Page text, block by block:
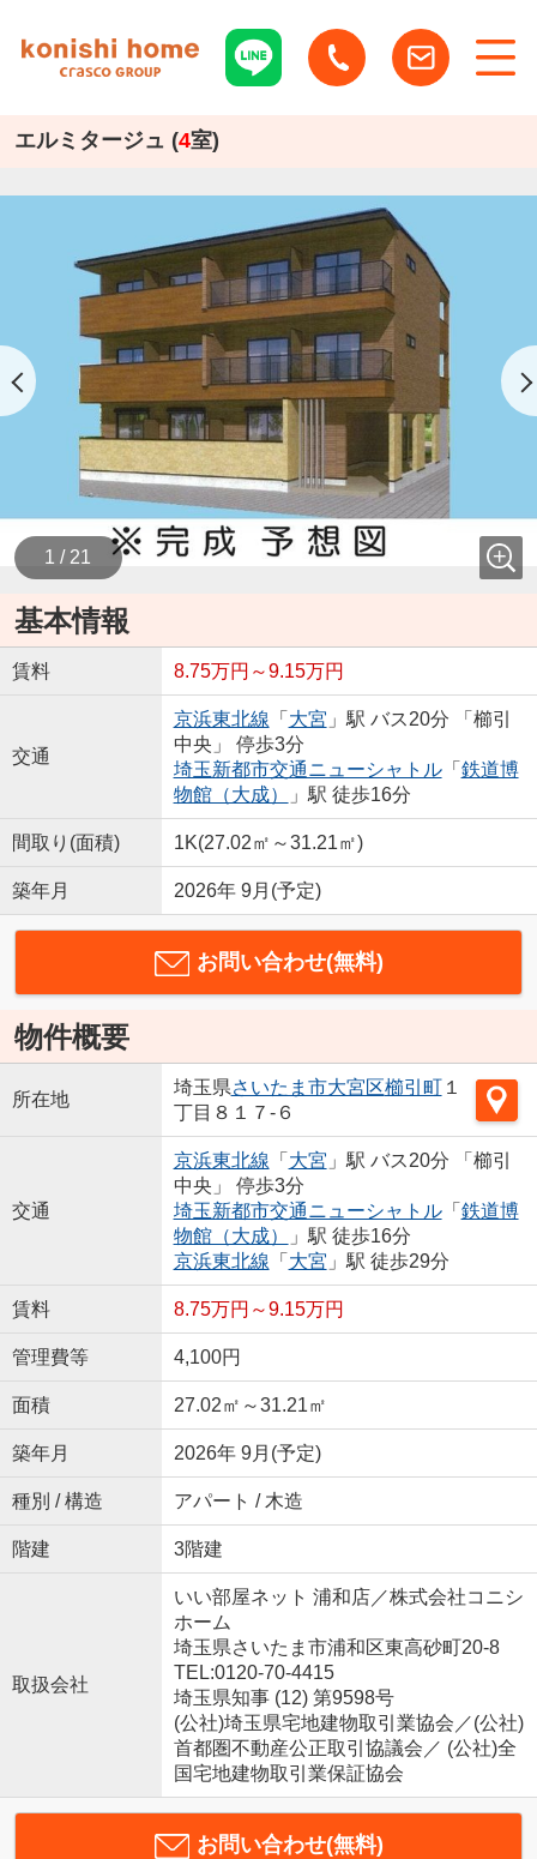
エルミタージュ (4室)
1 / 21
基本情報
賃料 8.75万円～9.15万円
交通
京浜東北線 「 大宮 」駅 バス20分 「櫛引
中央」 停歩3分
埼玉新都市交通ニューシャトル「 鉄道博
物館（大成）
」駅 徒歩16分
間取り(面積) 1K(27.02㎡～31.21㎡)
築年月 2026年 9月(予定)
お問い合わせ(無料)
物件概要
所在地
埼玉県さいたま市大宮区櫛引町
１
丁目８１７-６
交通
京浜東北線 「 大宮 」駅 バス20分 「櫛引
中央」 停歩3分
埼玉新都市交通ニューシャトル「 鉄道博
物館（大成）
」駅 徒歩16分
京浜東北線 「 大宮 」駅 徒歩29分
賃料 8.75万円～9.15万円
管理費等 4,100円
面積 27.02㎡～31.21㎡
築年月 2026年 9月(予定)
種別 / 構造 アパート / 木造
階建 3階建
取扱会社
いい部屋ネット 浦和店／株式会社コニシ
ホーム
埼玉県さいたま市浦和区東高砂町20-8
TEL:0120-70-4415
埼玉県知事 (12) 第9598号
(公社)埼玉県宅地建物取引業協会／(公社)
首都圏不動産公正取引協議会／ (公社)全
国宅地建物取引業保証協会
お問い合わせ(無料)